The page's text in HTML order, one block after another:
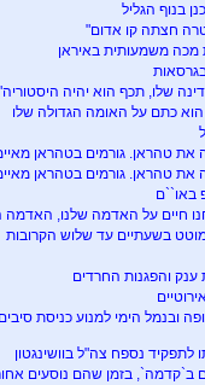
בנוף הגליל
חצתה קו אדום"
מכה משמעותית באיראן
שלו, תכף הוא יהיה
כתם על האומה הגדולה שלו
טהראן. גורמים בטהראן
טהראן. גורמים בטהראן
באו``ם
חיים על האדמה שלנו, האדמה
בשעתיים עד שלוש הקרובות
ובנמל הימי למנוע כניסת
לתפקיד נספח צה"ל בוושינגטון